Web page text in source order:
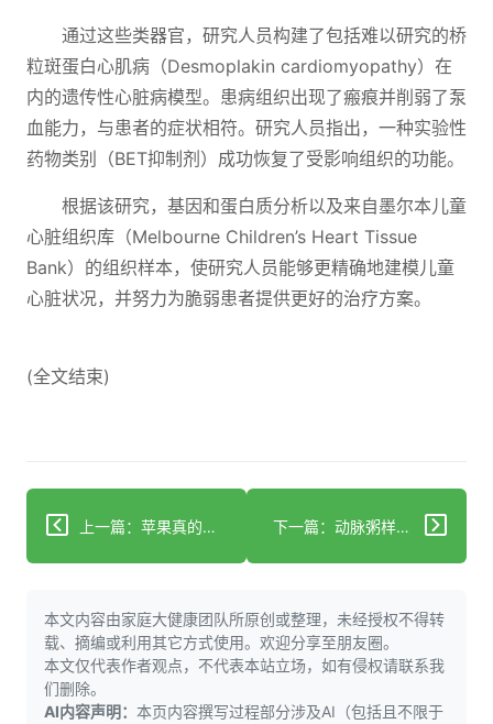
通过这些类器官，研究人员构建了包括难以研究的桥
粒斑蛋白心肌病（Desmoplakin cardiomyopathy）在
内的遗传性心脏病模型。患病组织出现了瘢痕并削弱了泵
血能力，与患者的症状相符。研究人员指出，一种实验性
药物类别（BET抑制剂）成功恢复了受影响组织的功能。
根据该研究，基因和蛋白质分析以及来自墨尔本儿童
心脏组织库（Melbourne Children’s Heart Tissue
Bank）的组织样本，使研究人员能够更精确地建模儿童
心脏状况，并努力为脆弱患者提供更好的治疗方案。
(全文结束)
上一篇：苹果真的对健康有益吗？ 下一篇：动脉粥样硬化显现肿瘤样细胞生长，令科学家惊讶
本文内容由家庭大健康团队所原创或整理，未经授权不得转
载、摘编或利用其它方式使用。欢迎分享至朋友圈。
本文仅代表作者观点，不代表本站立场，如有侵权请联系我
们删除。
AI内容声明： 本页内容撰写过程部分涉及AI（包括且不限于